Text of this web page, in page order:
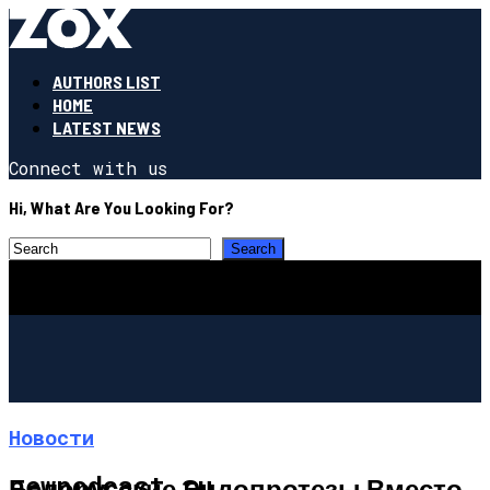
AUTHORS LIST
HOME
LATEST NEWS
Connect with us
Hi, What Are You Looking For?
Новости